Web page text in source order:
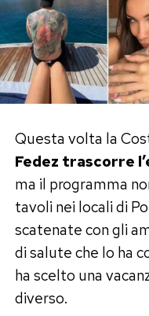
Questa volta la
Fedez trascorre
ma il programma
tavoli nei locali di
scatenate con gli
di salute che lo ha
ha scelto una
diverso.